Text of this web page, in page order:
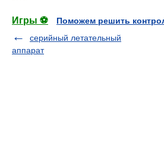
Игры ⚽
Поможем решить
серийный летательный
аппарат